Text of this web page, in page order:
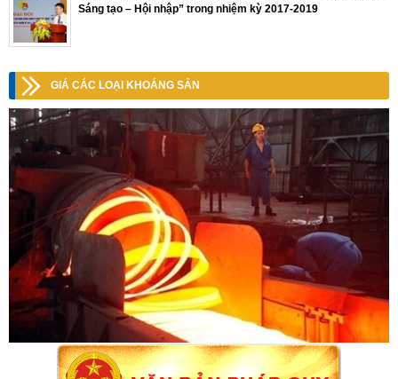
Sáng tạo – Hội nhập” trong nhiệm kỳ 2017-2019
GIÁ CÁC LOẠI KHOÁNG SẢN